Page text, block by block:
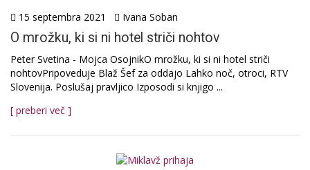
15 septembra 2021 Ivana Soban
O mrožku, ki si ni hotel striči nohtov
Peter Svetina - Mojca OsojnikO mrožku, ki si ni hotel striči
nohtovPripoveduje Blaž Šef za oddajo Lahko noč, otroci, RTV
Slovenija. Poslušaj pravljico Izposodi si knjigo ...
[ preberi več ]